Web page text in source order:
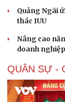
Quảng Ngãi
thác IUU
Nâng cao
doanh
QUÂN SỰ -